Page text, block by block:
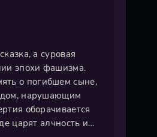
а суровая
эпохи фашизма.
о погибшем сыне,
нарушающим
оборачивается
царят алчность и